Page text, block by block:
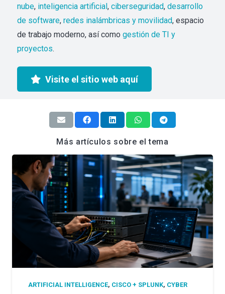
nube, inteligencia artificial , ciberseguridad, desarrollo
de software, redes inalámbricas y movilidad, espacio
de trabajo moderno, así como gestión de TI y
proyectos.
Visite el sitio web aquí
Más artículos sobre el tema
ARTIFICIAL INTELLIGENCE, CISCO + SPLUNK, CYBER